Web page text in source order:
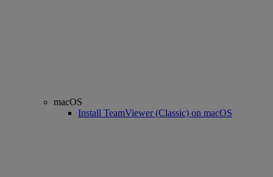
macOS
Install TeamViewer (Classic) on macOS